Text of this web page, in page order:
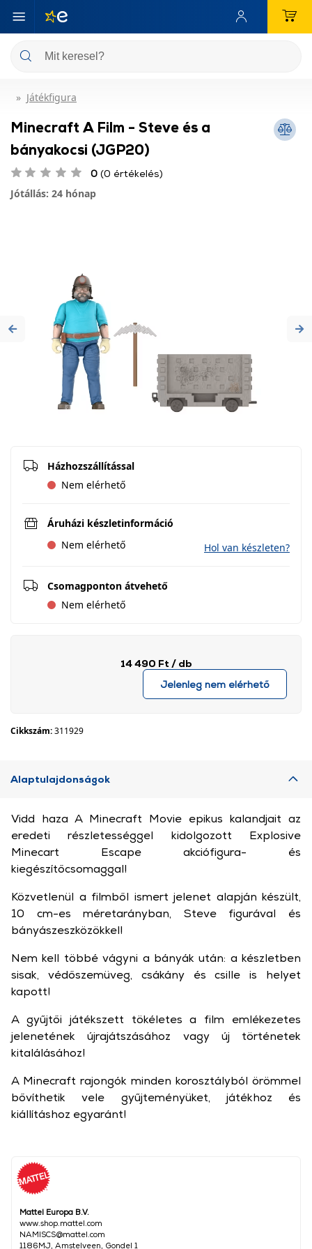
Játékfigura
Minecraft A Film - Steve és a
bányakocsi (JGP20)
0 (0 értékelés)
Jótállás: 24 hónap
Previous
Házhozszállítással
Nem elérhető
Áruházi készletinformáció
Nem elérhető
Hol van készleten?
Csomagponton átvehető
Nem elérhető
14 490 Ft / db
Jelenleg nem elérhető
Cikkszám:311929
Alaptulajdonságok
Mattel Europa B.V.
www.shop.mattel.com
NAMISCS@mattel.com
1186MJ, Amstelveen, Gondel 1
Vidd haza A Minecraft Movie epikus kalandjait az
eredeti részletességgel kidolgozott Explosive
Minecart Escape akciófigura- és
kiegészítőcsomaggal!
Közvetlenül a filmből ismert jelenet alapján készült,
10 cm-es méretarányban, Steve figurával és
bányászeszközökkel!
Nem kell többé vágyni a bányák után: a készletben
sisak, védőszemüveg, csákány és csille is helyet
kapott!
A gyűjtői játékszett tökéletes a film emlékezetes
jelenetének újrajátszásához vagy új történetek
kitalálásához!
A Minecraft rajongók minden korosztályból örömmel
bővíthetik vele gyűjteményüket, játékhoz és
kiállításhoz egyaránt!